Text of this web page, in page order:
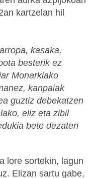
kartzelan hil
kasaka,
besterik ez
Monarkiako
kanpaiak
guztiz debekatzen
eliz eta zibil
bete dezaten
lore sortekin, lagun
Elizan sartu gabe,